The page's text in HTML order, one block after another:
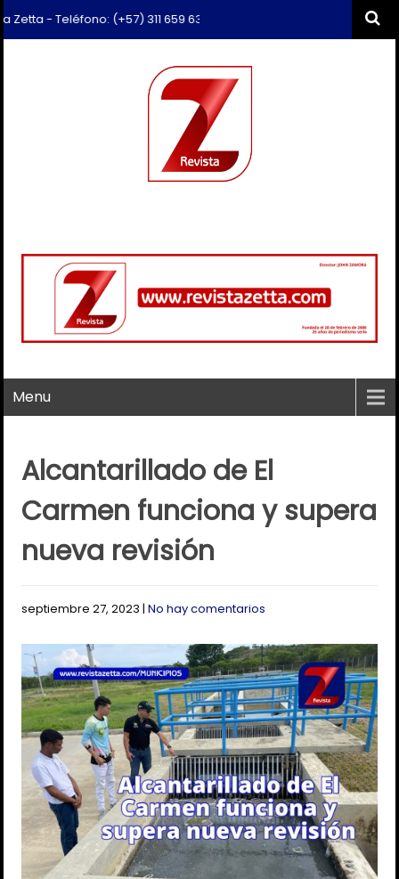
- Teléfono: (+57) 311 659 6374 - Correo: revista.zetta@gmail.com
Menu
Alcantarillado de El
Carmen funciona y supera
nueva revisión
septiembre 27, 2023 |No hay comentarios